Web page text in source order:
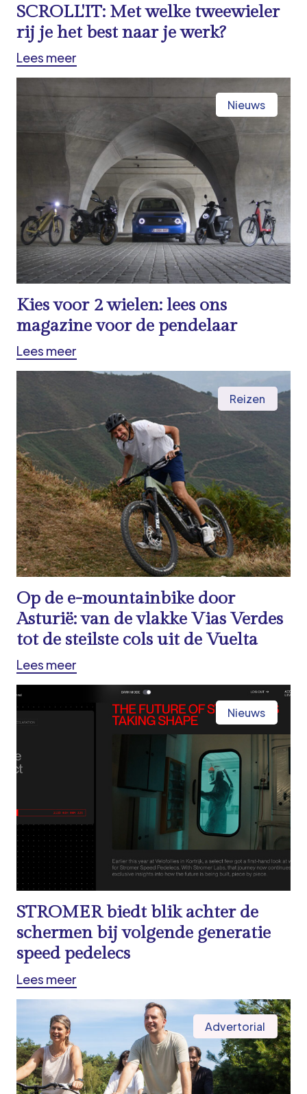
SCROLL'IT: Met welke tweewieler
rij je het best naar je werk?
Lees meer
Nieuws
Kies voor 2 wielen: lees ons
magazine voor de pendelaar
Lees meer
Reizen
Op de e-mountainbike door
Asturië: van de vlakke Vias Verdes
tot de steilste cols uit de Vuelta
Lees meer
Nieuws
STROMER biedt blik achter de
schermen bij volgende generatie
speed pedelecs
Lees meer
Advertorial